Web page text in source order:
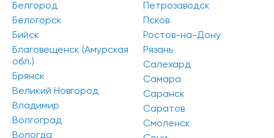
IPG.Estate: Обзор рынка гостиничной
недвижимости в Санкт-Петербурге по
итогам I полугодия 2022
Белгород
Белогорск
Бийск
Благовещенск (Амурская
обл.)
Брянск
Великий Новгород
Владимир
Волгоград
Вологда
Петрозаводск
Псков
Ростов-на-Дону
Рязань
Салехард
Самара
Саранск
Саратов
Смоленск